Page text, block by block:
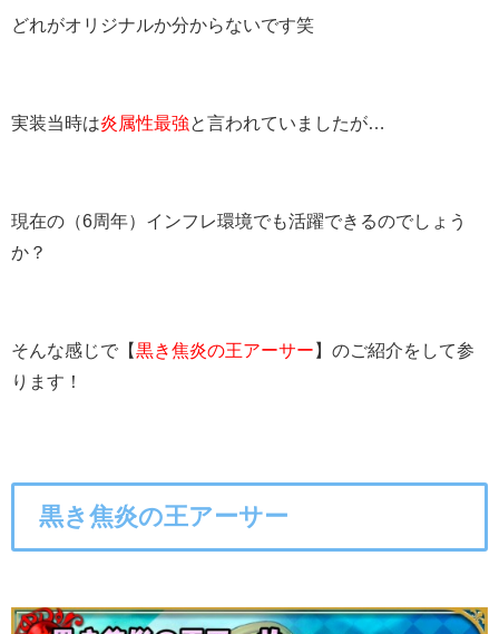
どれがオリジナルか分からないです笑
実装当時は炎属性最強 と言われていましたが…
現在の（6周年）インフレ環境でも活躍できるのでしょう
か？
そんな感じで【黒き焦炎の王アーサー】のご紹介をして参
ります！
黒き焦炎の王アーサー